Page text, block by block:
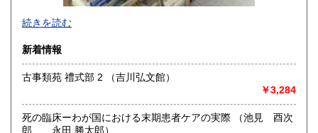
-
沿線名：-
最寄駅：-
営業時間：-
定休日：-
書籍の買取について
-
続きを読む
新着情報
古事類苑 禮式部 2 （吉川弘文館）
￥3,284
死の臨床ーわが国における末期患者ケアの実際 （池見 酉次
郎、 永田 勝太郎）